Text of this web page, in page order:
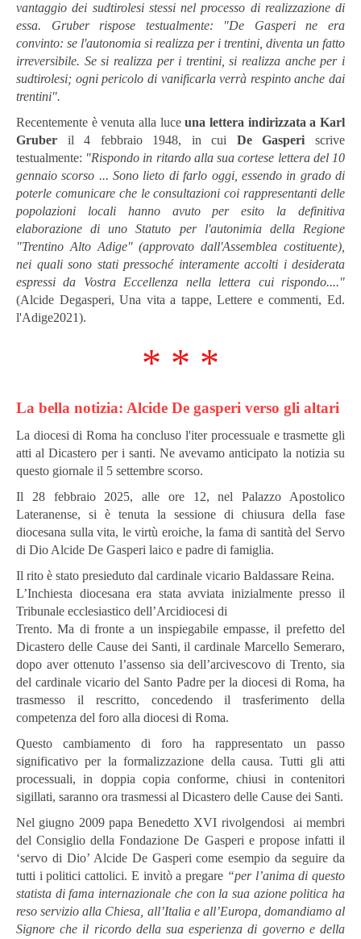
vantaggio dei sudtirolesi stessi nel processo di realizzazione di
essa. Gruber rispose testualmente: "De Gasperi ne era
convinto: se l'autonomia si realizza per i trentini, diventa un fatto
irreversibile. Se si realizza per i trentini, si realizza anche per i
sudtirolesi; ogni pericolo di vanificarla verrà respinto anche dai
trentini".
Recentemente è venuta alla luceuna lettera indirizzata a Karl
Gruber il 4 febbraio 1948, in cui De Gasperi scrive
testualmente: "Rispondo in ritardo alla sua cortese lettera del 10
gennaio scorso ... Sono lieto di farlo oggi, essendo in grado di
poterle comunicare che le consultazioni coi rappresentanti delle
popolazioni locali hanno avuto per esito la definitiva
elaborazione di uno Statuto per l'autonimia della Regione
"Trentino Alto Adige" (approvato dall'Assemblea costituente),
nei quali sono stati pressoché interamente accolti i desiderata
espressi da Vostra Eccellenza nella lettera cui rispondo...."
(Alcide Degasperi, Una vita a tappe, Lettere e commenti, Ed.
l'Adige2021).
* * *
La bella notizia: Alcide De gasperi verso gli altari
La diocesi di Roma ha concluso l'iter processuale e trasmette gli
atti al Dicastero per i santi. Ne avevamo anticipato la notizia su
questo giornale il 5 settembre scorso.
Il 28 febbraio 2025, alle ore 12, nel Palazzo Apostolico
Lateranense, si è tenuta la sessione di chiusura della fase
diocesana sulla vita, le virtù eroiche, la fama di santità del Servo
di Dio Alcide De Gasperi laico e padre di famiglia.
Il rito è stato presieduto dal cardinale vicario Baldassare Reina.
L’Inchiesta diocesana era stata avviata inizialmente presso il
Tribunale ecclesiastico dell’Arcidiocesi di
Trento. Ma di fronte a un inspiegabile empasse, il prefetto del
Dicastero delle Cause dei Santi, il cardinale Marcello Semeraro,
dopo aver ottenuto l’assenso sia dell’arcivescovo di Trento, sia
del cardinale vicario del Santo Padre per la diocesi di Roma, ha
trasmesso il rescritto, concedendo il trasferimento della
competenza del foro alla diocesi di Roma.
Questo cambiamento di foro ha rappresentato un passo
significativo per la formalizzazione della causa. Tutti gli atti
processuali, in doppia copia conforme, chiusi in contenitori
sigillati, saranno ora trasmessi al Dicastero delle Cause dei Santi.
Nel giugno 2009 papa Benedetto XVI rivolgendosi ai membri
del Consiglio della Fondazione De Gasperi e propose infatti il
‘servo di Dio’ Alcide De Gasperi come esempio da seguire da
tutti i politici cattolici. E invitò a pregare “per l’anima di questo
statista di fama internazionale che con la sua azione politica ha
reso servizio alla Chiesa, all’Italia e all’Europa, domandiamo al
Signore che il ricordo della sua esperienza di governo e della